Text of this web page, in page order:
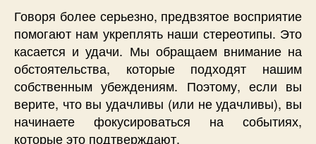
Говоря более серьезно, предвзятое восприятие
помогают нам укреплять наши стереотипы. Это
касается и удачи. Мы обращаем внимание на
обстоятельства, которые подходят нашим
собственным убеждениям. Поэтому, если вы
верите, что вы удачливы (или не удачливы), вы
начинаете фокусироваться на событиях,
которые это подтверждают.